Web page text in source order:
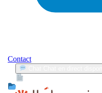
Contact
Crédit & Financement